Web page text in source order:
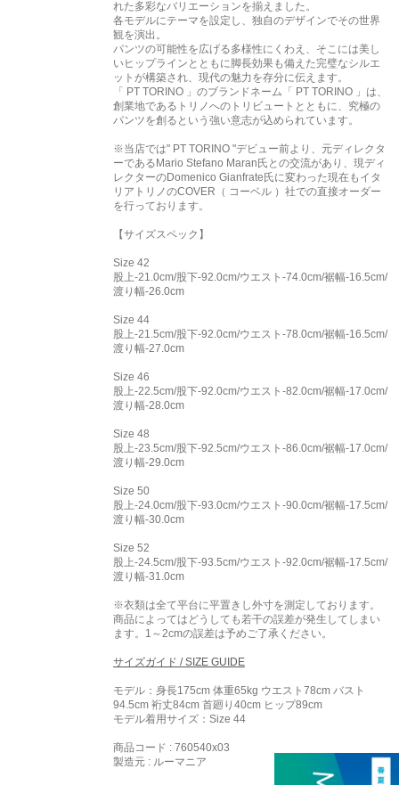
れた多彩なバリエーションを揃えました。
各モデルにテーマを設定し、独自のデザインでその世界
観を演出。
パンツの可能性を広げる多様性にくわえ、そこには美し
いヒップラインとともに脚長効果も備えた完璧なシルエ
ットが構築され、現代の魅力を存分に伝えます。
「 PT TORINO 」のブランドネーム「 PT TORINO 」は、
創業地であるトリノへのトリビュートとともに、究極の
パンツを創るという強い意志が込められています。
※当店では" PT TORINO "デビュー前より、元ディレクタ
ーであるMario Stefano Maran氏との交流があり、現ディ
レクターのDomenico Gianfrate氏に変わった現在もイタ
リアトリノのCOVER（ コーベル ）社での直接オーダー
を行っております。
【サイズスペック】
Size 42
股上-21.0cm/股下-92.0cm/ウエスト-74.0cm/裾幅-16.5cm/
渡り幅-26.0cm
Size 44
股上-21.5cm/股下-92.0cm/ウエスト-78.0cm/裾幅-16.5cm/
渡り幅-27.0cm
Size 46
股上-22.5cm/股下-92.0cm/ウエスト-82.0cm/裾幅-17.0cm/
渡り幅-28.0cm
Size 48
股上-23.5cm/股下-92.5cm/ウエスト-86.0cm/裾幅-17.0cm/
渡り幅-29.0cm
Size 50
股上-24.0cm/股下-93.0cm/ウエスト-90.0cm/裾幅-17.5cm/
渡り幅-30.0cm
Size 52
股上-24.5cm/股下-93.5cm/ウエスト-92.0cm/裾幅-17.5cm/
渡り幅-31.0cm
※衣類は全て平台に平置きし外寸を測定しております。
商品によってはどうしても若干の誤差が発生してしまい
ます。1～2cmの誤差は予めご了承ください。
サイズガイド / SIZE GUIDE
モデル：身長175cm 体重65kg ウエスト78cm バスト
94.5cm 裄丈84cm 首廻り40cm ヒップ89cm
モデル着用サイズ： Size 44
商品コード : 760540x03
製造元 : ルーマニア